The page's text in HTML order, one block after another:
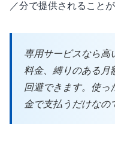
／分で提供されることが
専用サービスなら高
料金、縛りのある月
回避できます。使っ
金で支払うだけなの